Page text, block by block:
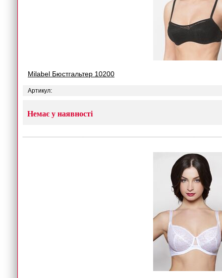
Milabel Бюстгальтер 10200
Артикул:
Немає у наявності